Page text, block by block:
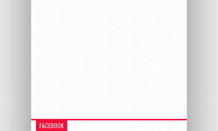
FACEBOOK